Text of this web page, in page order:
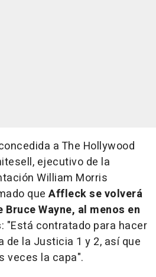
a The Hollywood
ejecutivo de la
William Morris
que Affleck se volverá
Wayne, al menos en
: "Está contratado para hacer
de la Justicia 1 y 2, así que
veces la capa".